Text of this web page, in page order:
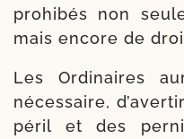
pro­hi­bés non
mais encore de
Les Ordinaires
néces­saire,
péril et des